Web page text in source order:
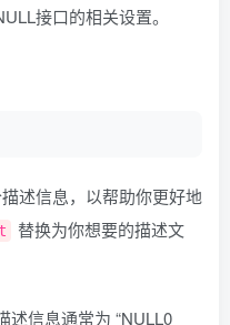
接口的相关设置。
述信息，以帮助你更好地
替换为你想要的描述文
述信息通常为 “NULL0